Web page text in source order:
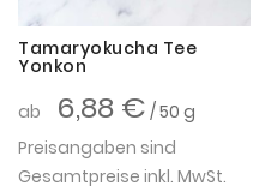
Tamaryokucha Tee
Yonkon
ab
6,88 € / 50 g
Preisangaben sind
Gesamtpreise inkl. MwSt.